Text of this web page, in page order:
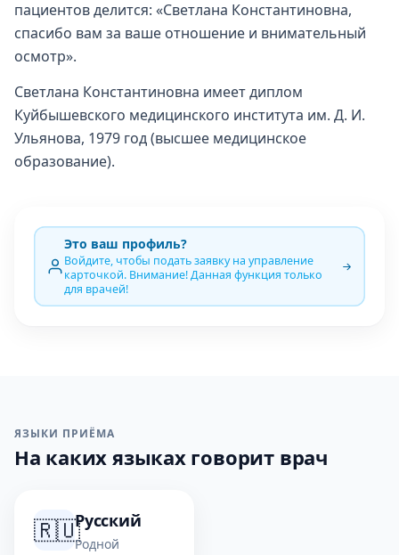
пациентов делится: «Светлана Константиновна,
спасибо вам за ваше отношение и внимательный
осмотр».
Светлана Константиновна имеет диплом
Куйбышевского медицинского института им. Д. И.
Ульянова, 1979 год (высшее медицинское
образование).
Это ваш профиль?
Войдите, чтобы подать заявку на управление
карточкой. Внимание! Данная функция только
для врачей!
ЯЗЫКИ ПРИЁМА
На каких языках говорит врач
🇷🇺Русский
Родной